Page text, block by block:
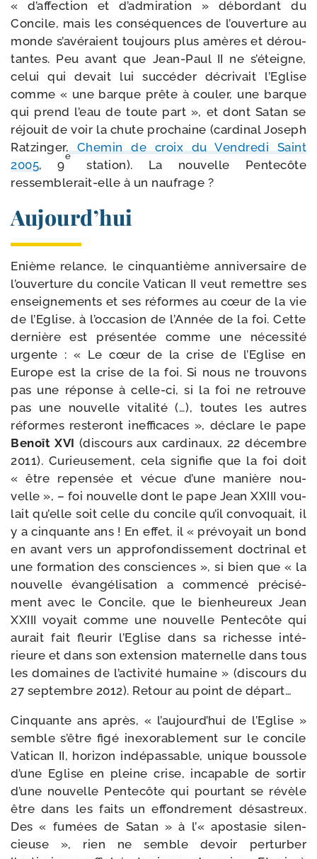
« d’affection et d’admiration » débor­dant du
Concile, mais les consé­quences de l’ouverture au
monde s’avéraient tou­jours plus amères et dérou­
tantes. Peu avant que Jean-​Paul II ne s’éteigne,
celui qui devait lui suc­cé­der décri­vait l’Eglise
comme « une barque prête à cou­ler, une barque
qui prend l’eau de toute part », et dont Satan se
réjouit de voir la chute pro­chaine (car­di­nal Joseph
Ratzinger, Chemin de croix du Vendredi Saint
2005, 9
e
sta­tion). La nou­velle Pentecôte
ressemblerait-​elle à un naufrage ?
Aujourd’hui
Enième relance, le cin­quan­tième anni­ver­saire de
l’ouverture du concile Vatican II veut remettre ses
ensei­gne­ments et ses réformes au cœur de la vie
de l’Eglise, à l’occasion de l’Année de la foi. Cette
der­nière est pré­sen­tée comme une néces­si­té
urgente : « Le cœur de la crise de l’Eglise en
Europe est la crise de la foi. Si nous ne trou­vons
pas une réponse à celle-​ci, si la foi ne retrouve
pas une nou­velle vita­li­té (…), toutes les autres
réformes res­te­ront inef­fi­caces », déclare le pape
Benoît XVI (dis­cours aux car­di­naux, 22 décembre
2011). Curieusement, cela signi­fie que la foi doit
« être repen­sée et vécue d’une manière nou­
velle », – foi nou­velle dont le pape Jean XXIII vou­
lait qu’elle soit celle du concile qu’il convo­quait, il
y a cin­quante ans ! En effet, il « pré­voyait un bond
en avant vers un appro­fon­dis­se­ment doc­tri­nal et
une for­ma­tion des consciences », si bien que « la
nou­velle évan­gé­li­sa­tion a com­men­cé pré­ci­sé­
ment avec le Concile, que le bien­heu­reux Jean
XXIII voyait comme une nou­velle Pentecôte qui
aurait fait fleu­rir l’Eglise dans sa richesse inté­
rieure et dans son exten­sion mater­nelle dans tous
les domaines de l’activité humaine » (dis­cours du
27 sep­tembre 2012). Retour au point de départ…
Cinquante ans après, « l’aujourd’hui de l’Eglise »
semble s’être figé inexo­ra­ble­ment sur le concile
Vatican II, hori­zon indé­pas­sable, unique bous­sole
d’une Eglise en pleine crise, inca­pable de sor­tir
d’une nou­velle Pentecôte qui pour­tant se révèle
être dans les faits un effon­dre­ment désas­treux.
Des « fumées de Satan » à l’« apos­ta­sie silen­
cieuse », rien ne semble devoir per­tur­ber